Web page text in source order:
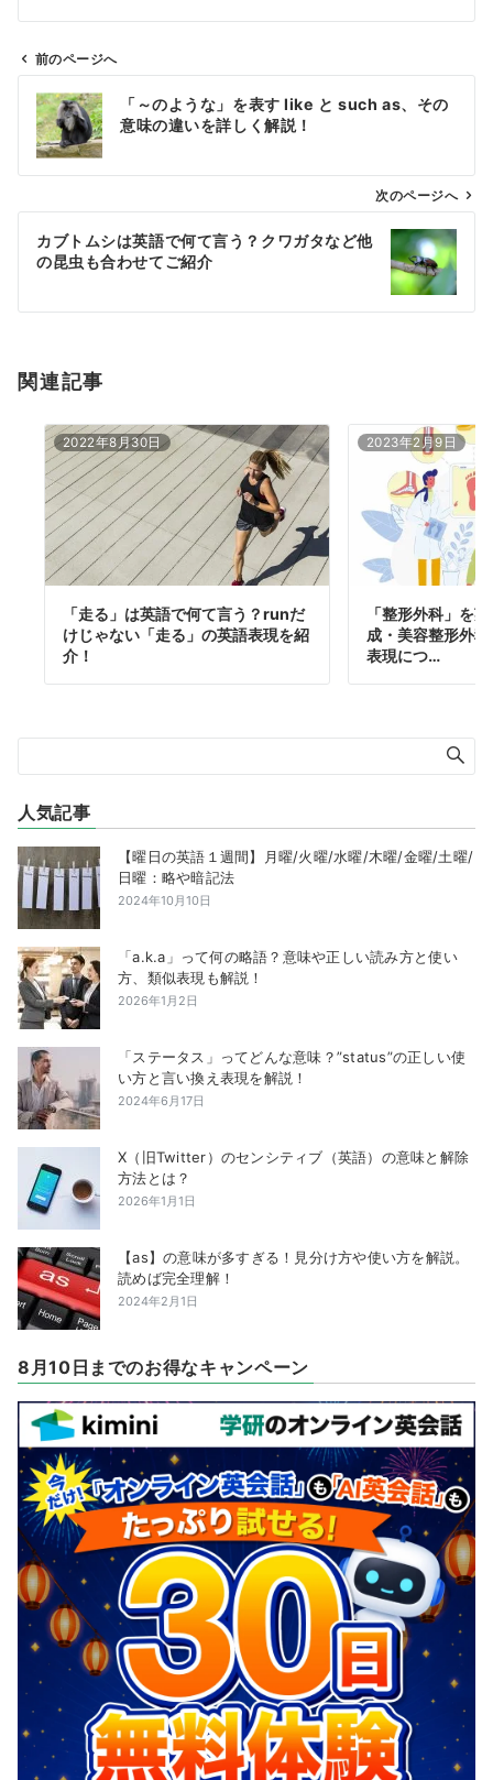
ビ
ン
前のページへ
「～のような」を表す like と such as、その
意味の違いを詳しく解説！
次のページへ
カブトムシは英語で何て言う？クワガタなど他
の昆虫も合わせてご紹介
関連記事
2022年8月30日
「走る」は英語で何て言う？runだ
けじゃない「走る」の英語表現を紹
介！
2023年2月9日
「整形外科」を
成・美容整形外
表現につ…
人気記事
【曜日の英語１週間】月曜/火曜/水曜/木曜/金曜/土曜/
日曜：略や暗記法
2024年10月10日
「a.k.a」って何の略語？意味や正しい読み方と使い
方、類似表現も解説！
2026年1月2日
「ステータス」ってどんな意味？”status”の正しい使
い方と言い換え表現を解説！
2024年6月17日
X（旧Twitter）のセンシティブ（英語）の意味と解除
方法とは？
2026年1月1日
【as】の意味が多すぎる！見分け方や使い方を解説。
読めば完全理解！
2024年2月1日
8月10日までのお得なキャンペーン